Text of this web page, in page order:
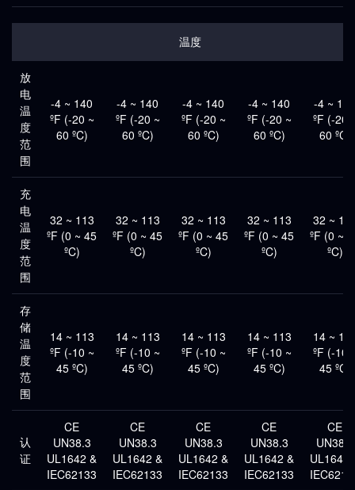
温度
放
电
温
度
范
围
-4 ~ 140
ºF (-20 ~
60 ºC)
-4 ~ 140
ºF (-20 ~
60 ºC)
-4 ~ 140
ºF (-20 ~
60 ºC)
-4 ~ 140
ºF (-20 ~
60 ºC)
-4 ~ 140
ºF (-20
60 ºC)
充
电
温
度
范
围
32 ~ 113
ºF (0 ~ 45
ºC)
32 ~ 113
ºF (0 ~ 45
ºC)
32 ~ 113
ºF (0 ~ 45
ºC)
32 ~ 113
ºF (0 ~ 45
ºC)
32 ~
ºF (0 ~
ºC)
存
储
温
度
范
围
14 ~ 113
ºF (-10 ~
45 ºC)
14 ~ 113
ºF (-10 ~
45 ºC)
14 ~ 113
ºF (-10 ~
45 ºC)
14 ~ 113
ºF (-10 ~
45 ºC)
14 ~
ºF (-10
45 ºC)
认
证
CE
UN38.3
UL1642 &
IEC62133
CE
UN38.3
UL1642 &
IEC62133
CE
UN38.3
UL1642 &
IEC62133
CE
UN38.3
UL1642 &
IEC62133
CE
UN38.3
UL1642